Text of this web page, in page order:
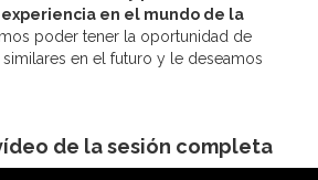
en el mundo de la
poder tener la oportunidad de
en el futuro y le deseamos
de la sesión completa